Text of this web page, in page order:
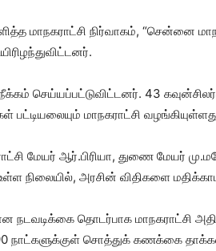
மாநக​ராட்சி நிர்​வாகம், “சென்னை
நீக்​கம் செய்​யப்​பட்​டு​விட்​டனர். 43
பட்​டியலை​யும் மாநக​ராட்சி
மேயர் ஆர்​.பிரி​யா, துணை மேயர்
நிலை​யில், அரசின் விதி​களை
நடவடிக்கை தொடர்​பாக மாநக​ராட்சி
நாட்​களுக்​குள் சொத்​துக் கணக்கை